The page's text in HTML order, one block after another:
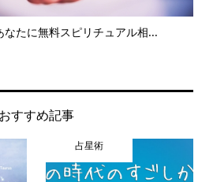
なたに無料スピリチュアル相...
おすすめ記事
占星術